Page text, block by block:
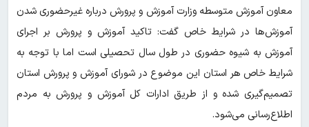
معاون آموزش متوسطه وزارت آموزش و پرورش درباره غیرحضوری شدن
آموزش‌ها در شرایط خاص گفت: تاکید آموزش و پرورش بر اجرای
آموزش به شیوه حضوری در طول سال تحصیلی است اما با توجه به
شرایط خاص هر استان این موضوع در شورای آموزش و پرورش استان
تصمیم‌گیری شده و از طریق ادارات کل آموزش و پرورش به مردم
اطلاع‌رسانی می‌شود.